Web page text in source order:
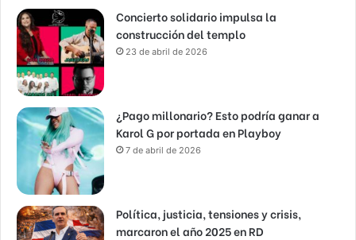
Concierto solidario impulsa la
construcción del templo
23 de abril de 2026
¿Pago millonario? Esto podría ganar a
Karol G por portada en Playboy
7 de abril de 2026
Política, justicia, tensiones y crisis,
marcaron el año 2025 en RD